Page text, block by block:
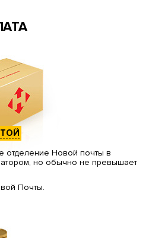
отделение Новой почты в
но обычно не превышает
Почты.